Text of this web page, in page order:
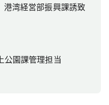
港湾経営部振興課誘致
公園課管理担当